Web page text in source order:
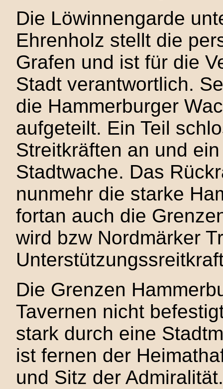
Die Löwinnengarde
Ehrenholz stellt die
Grafen und ist für die
Stadt verantwortlich.
die Hammerburger
aufgeteilt. Ein Teil
Streitkräften an und
Stadtwache. Das
nunmehr die starke
fortan auch die
wird bzw Nordmärker
Die Grenzen
Tavernen nicht
stark durch eine
ist fernen der
und Sitz der Admiralität.